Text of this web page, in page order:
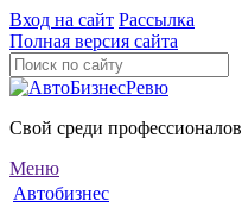
Вход на сайт Рассылка
Полная версия сайта
Свой среди профессионалов
Меню
Автобизнес